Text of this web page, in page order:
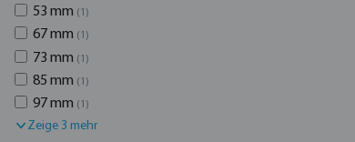
53 mm (1)
67 mm (1)
73 mm (1)
85 mm (1)
97 mm (1)
Zeige 3 mehr